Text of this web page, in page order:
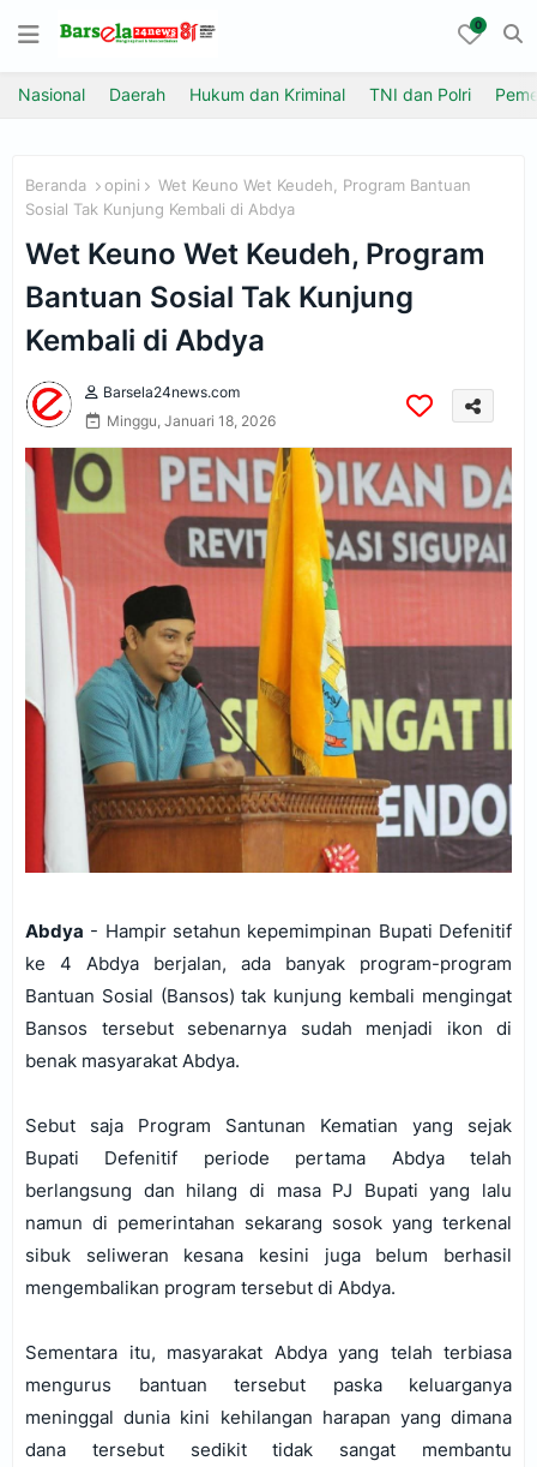
0
Nasional Daerah Hukum dan Kriminal TNI dan Polri
Beranda opini
Wet Keuno Wet Keudeh, Program Bantuan
Sosial Tak Kunjung Kembali di Abdya
Wet Keuno Wet Keudeh, Program
Bantuan Sosial Tak Kunjung
Kembali di Abdya
Barsela24news.com
Minggu, Januari 18, 2026
Abdya - Hampir setahun kepemimpinan Bupati Defenitif
ke 4 Abdya berjalan, ada banyak program-program
Bantuan Sosial (Bansos) tak kunjung kembali mengingat
Bansos tersebut sebenarnya sudah menjadi ikon di
benak masyarakat Abdya.
Sebut saja Program Santunan Kematian yang sejak
Bupati Defenitif periode pertama Abdya telah
berlangsung dan hilang di masa PJ Bupati yang lalu
namun di pemerintahan sekarang sosok yang terkenal
sibuk seliweran kesana kesini juga belum berhasil
mengembalikan program tersebut di Abdya.
Sementara itu, masyarakat Abdya yang telah terbiasa
mengurus bantuan tersebut paska keluarganya
meninggal dunia kini kehilangan harapan yang dimana
dana tersebut sedikit tidak sangat membantu